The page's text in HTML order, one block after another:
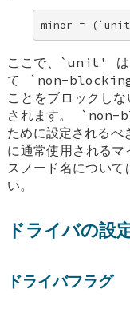
minor =
ここで、`unit' は
て `non-
ことをブロックし
されます。
ために設定されるべ
に通常使用される
スノード名について
い。
ドライバの設
ドライバフラグ